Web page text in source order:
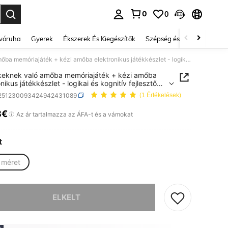
0 0
Gyerek Ékszerek És Kiegészítők Szépség és egészség
Gyerekeknek való amőba memóriajáték + kézi amőba elektronikus játékkészlet - logikai és kognitív fejlesztő játék
való amőba memóriajáték + kézi amőba
játékkészlet - logikai és kognitív fejlesztő
(1 Értékelések)
AND AVAILABILITY
Az ár tartalmazza az ÁFA-t és a vámokat
ELKELT